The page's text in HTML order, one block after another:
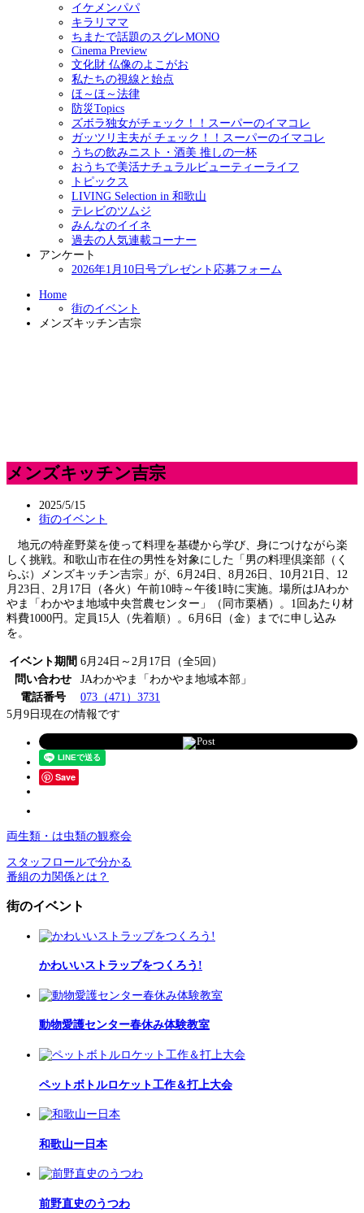
イケメンパパ
キラリママ
ちまたで話題のスグレMONO
Cinema Preview
文化財 仏像のよこがお
私たちの視線と始点
ほ～ほ～法律
防災Topics
ズボラ独女がチェック！！スーパーのイマコレ
ガッツリ主夫が チェック！！スーパーのイマコレ
うちの飲みニスト・酒美 推しの一杯
おうちで美活ナチュラルビューティーライフ
トピックス
LIVING Selection in 和歌山
テレビのツムジ
みんなのイイネ
過去の人気連載コーナー
アンケート
2026年1月10日号プレゼント応募フォーム
Home
街のイベント
メンズキッチン吉宗
メンズキッチン吉宗
2025/5/15
街のイベント
地元の特産野菜を使って料理を基礎から学び、身につけながら楽
しく挑戦。和歌山市在住の男性を対象にした「男の料理倶楽部（く
らぶ）メンズキッチン吉宗」が、6月24日、8月26日、10月21日、12
月23日、2月17日（各火）午前10時～午後1時に実施。場所はJAわか
やま「わかやま地域中央営農センター」（同市栗栖）。1回あたり材
料費1000円。定員15人（先着順）。6月6日（金）までに申し込み
を。
イベント期間 6月24日～2月17日（全5回）
問い合わせ
JAわかやま「わかやま地域本部」
電話番号
073（471）3731
5月9日現在の情報です
Post
Save
両生類・は虫類の観察会
スタッフロールで分かる
番組の力関係とは？
街のイベント
かわいいストラップをつくろう!
動物愛護センター春休み体験教室
ペットボトルロケット工作＆打上大会
和歌山ー日本
前野直史のうつわ